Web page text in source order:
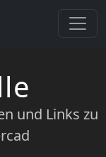
und Links zu